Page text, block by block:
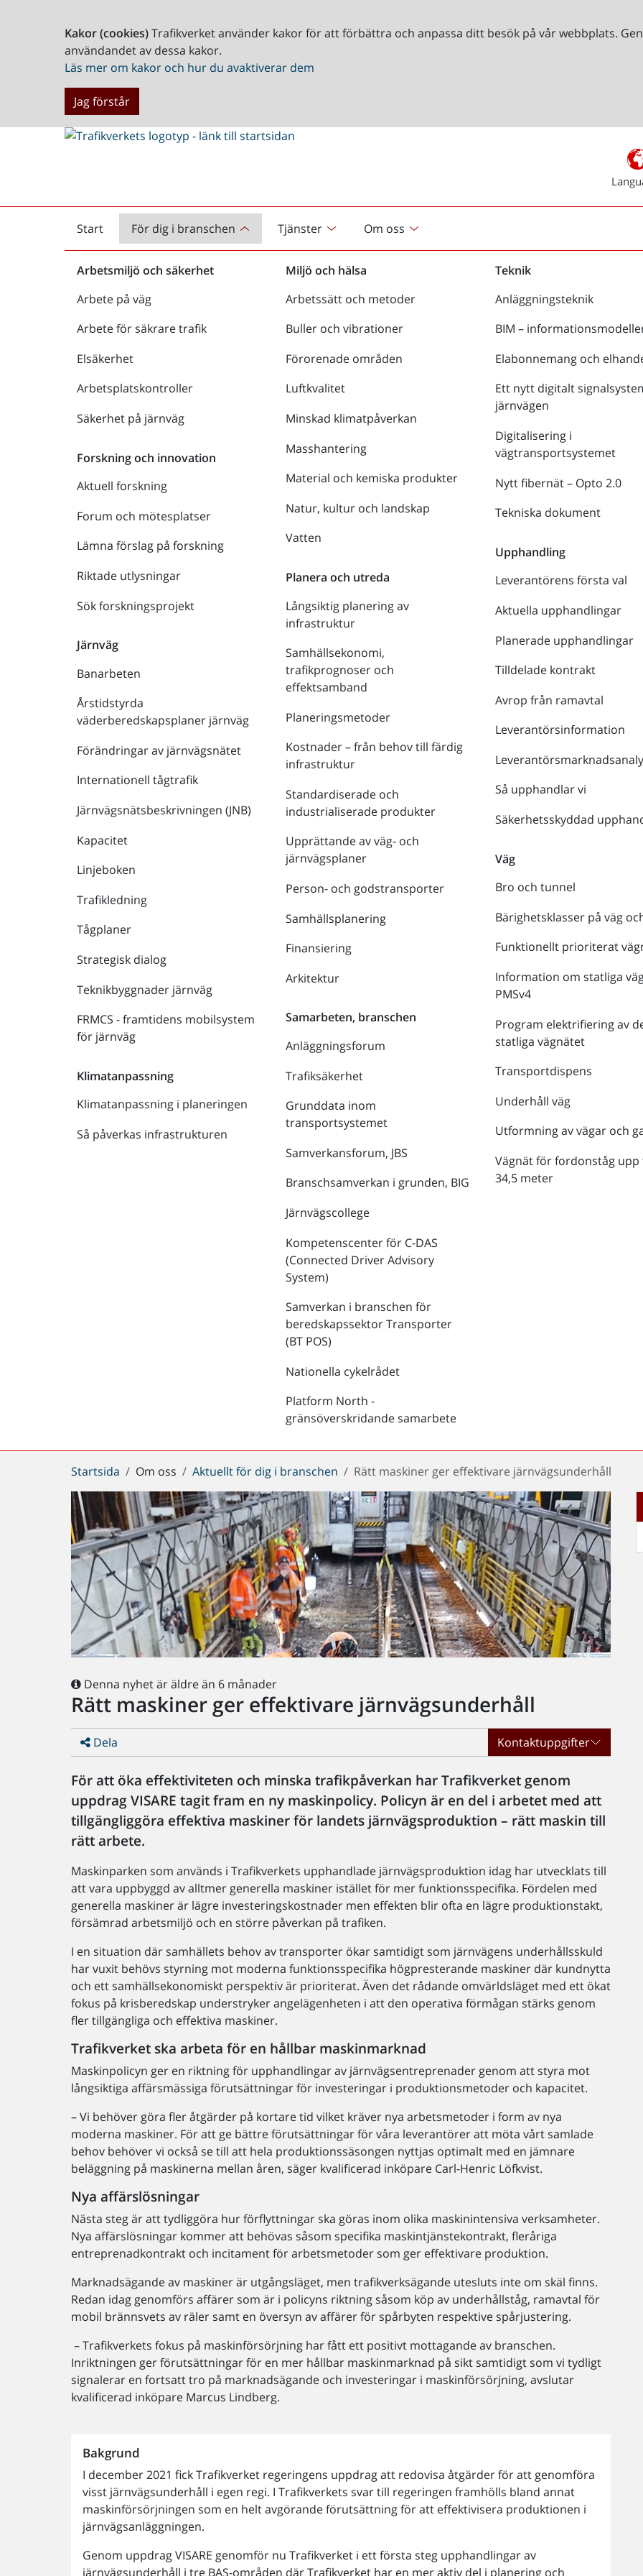
Kakor (cookies)Trafikverket använder kakor för att förbättra och anpassa ditt besök på vår webbplats.
användandet av dessa kakor.
Läs mer om kakor och hur du avaktiverar dem
Jag förstår
Start
Startsida För dig i branschen Tjänster Om oss
Arbetsmiljö och säkerhet
Arbete på väg
Arbete för säkrare trafik
Elsäkerhet
Arbetsplatskontroller
Säkerhet på järnväg
Forskning och innovation
Aktuell forskning
Forum och mötesplatser
Lämna förslag på forskning
Riktade utlysningar
Sök forskningsprojekt
Järnväg
Banarbeten
Årstidstyrda
väderberedskapsplaner järnväg
Förändringar av järnvägsnätet
Internationell tågtrafik
Järnvägsnätsbeskrivningen (JNB)
Kapacitet
Linjeboken
Trafikledning
Tågplaner
Strategisk dialog
Teknikbyggnader järnväg
FRMCS - framtidens mobilsystem
för järnväg
Klimatanpassning
Klimatanpassning i planeringen
Så påverkas infrastrukturen
Miljö och hälsa
Arbetssätt och metoder
Buller och vibrationer
Förorenade områden
Luftkvalitet
Minskad klimatpåverkan
Masshantering
Material och kemiska produkter
Natur, kultur och landskap
Vatten
Planera och utreda
Långsiktig planering av
infrastruktur
Samhällsekonomi,
trafikprognoser och
effektsamband
Planeringsmetoder
Kostnader – från behov till färdig
infrastruktur
Standardiserade och
industrialiserade produkter
Upprättande av väg- och
järnvägsplaner
Person- och godstransporter
Samhällsplanering
Finansiering
Arkitektur
Samarbeten, branschen
Anläggningsforum
Trafiksäkerhet
Grunddata inom
transportsystemet
Samverkansforum, JBS
Branschsamverkan i grunden, BIG
Järnvägscollege
Kompetenscenter för C-DAS
(Connected Driver Advisory
System)
Samverkan i branschen för
beredskapssektor Transporter
(BT POS)
Nationella cykelrådet
Platform North -
gränsöverskridande samarbete
Teknik
Anläggningsteknik
BIM –
Elabonnemang och
Ett nytt digitalt
järnvägen
Digitalisering i
vägtransportsystemet
Nytt fibernät – Opto 2.0
Tekniska dokument
Upphandling
Leverantörens första val
Aktuella upphandlingar
Planerade upphandlingar
Tilldelade kontrakt
Avrop från ramavtal
Leverantörsinformation
Så upphandlar vi
Säkerhetsskyddad
Väg
Bro och tunnel
Bärighetsklasser på väg
Funktionellt prioriterat
Information om statliga
PMSv4
Program elektrifiering av
statliga vägnätet
Transportdispens
Underhåll väg
Utformning av vägar och
Vägnät för fordonståg upp
34,5 meter
Du
är
här:
Startsida Om oss Aktuellt för dig i branschen Rätt maskiner ger effektivare järnvägsunderhåll
Denna nyhet är äldre än 6 månader
Rätt maskiner ger effektivare järnvägsunderhåll
Dela Kontaktuppgifter
För att öka effektiviteten och minska trafikpåverkan har Trafikverket genom
uppdrag VISARE tagit fram en ny maskinpolicy. Policyn är en del i arbetet med att
tillgängliggöra effektiva maskiner för landets järnvägsproduktion – rätt maskin till
rätt arbete.
Maskinparken som används i Trafikverkets upphandlade järnvägsproduktion idag har utvecklats till
att vara uppbyggd av alltmer generella maskiner istället för mer funktionsspecifika. Fördelen med
generella maskiner är lägre investeringskostnader men effekten blir ofta en lägre produktionstakt,
försämrad arbetsmiljö och en större påverkan på trafiken.
I en situation där samhällets behov av transporter ökar samtidigt som järnvägens underhållsskuld
har vuxit behövs styrning mot moderna funktionsspecifika högpresterande maskiner där kundnytta
och ett samhällsekonomiskt perspektiv är prioriterat. Även det rådande omvärldsläget med ett ökat
fokus på krisberedskap understryker angelägenheten i att den operativa förmågan stärks genom
fler tillgängliga och effektiva maskiner.
Trafikverket ska arbeta för en hållbar maskinmarknad
Maskinpolicyn ger en riktning för upphandlingar av järnvägsentreprenader genom att styra mot
långsiktiga affärsmässiga förutsättningar för investeringar i produktionsmetoder och kapacitet.
– Vi behöver göra fler åtgärder på kortare tid vilket kräver nya arbetsmetoder i form av nya
moderna maskiner. För att ge bättre förutsättningar för våra leverantörer att möta vårt samlade
behov behöver vi också se till att hela produktionssäsongen nyttjas optimalt med en jämnare
beläggning på maskinerna mellan åren, säger kvalificerad inköpare Carl-Henric Löfkvist.
Nya affärslösningar
Nästa steg är att tydliggöra hur förflyttningar ska göras inom olika maskinintensiva verksamheter.
Nya affärslösningar kommer att behövas såsom specifika maskintjänstekontrakt, fleråriga
entreprenadkontrakt och incitament för arbetsmetoder som ger effektivare produktion.
Marknadsägande av maskiner är utgångsläget, men trafikverksägande utesluts inte om skäl finns.
Redan idag genomförs affärer som är i policyns riktning såsom köp av underhållståg, ramavtal för
mobil brännsvets av räler samt en översyn av affärer för spårbyten respektive spårjustering.
– Trafikverkets fokus på maskinförsörjning har fått ett positivt mottagande av branschen.
Inriktningen ger förutsättningar för en mer hållbar maskinmarknad på sikt samtidigt som vi tydligt
signalerar en fortsatt tro på marknadsägande och investeringar i maskinförsörjning, avslutar
kvalificerad inköpare Marcus Lindberg.
Bakgrund
I december 2021 fick Trafikverket regeringens uppdrag att redovisa åtgärder för att genomföra
visst järnvägsunderhåll i egen regi. I Trafikverkets svar till regeringen framhölls bland annat
maskinförsörjningen som en helt avgörande förutsättning för att effektivisera produktionen i
järnvägsanläggningen.
Genom uppdrag VISARE genomför nu Trafikverket i ett första steg upphandlingar av
järnvägsunderhåll i tre BAS-områden där Trafikverket har en mer aktiv del i planering och